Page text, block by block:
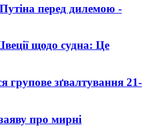
перед дилемою -
щодо судна: Це
групове зґвалтування 21-
про мирні